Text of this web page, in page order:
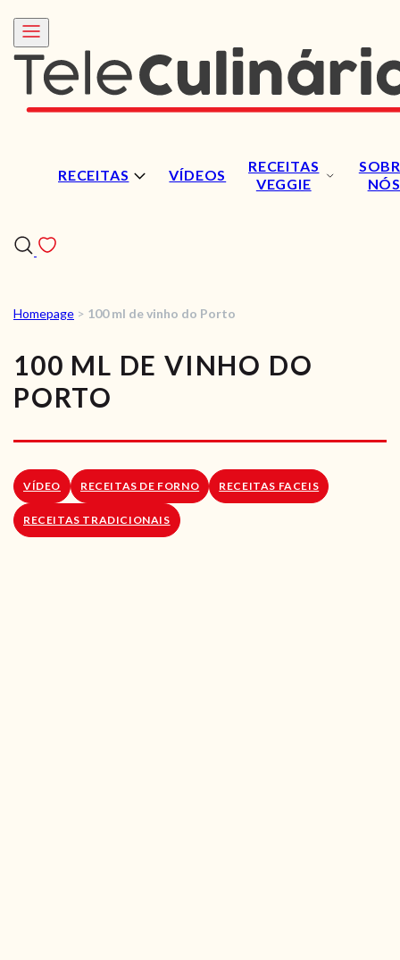
RECEITAS VÍDEOS
RECEITAS
VEGGIE
NÓS
RECEITAS
VÍDEOS
LOJA ONLINE
Homepage > 100 ml de vinho do Porto
100 ML DE VINHO DO
PORTO
VÍDEO RECEITAS DE FORNO RECEITAS FACEIS
RECEITAS TRADICIONAIS